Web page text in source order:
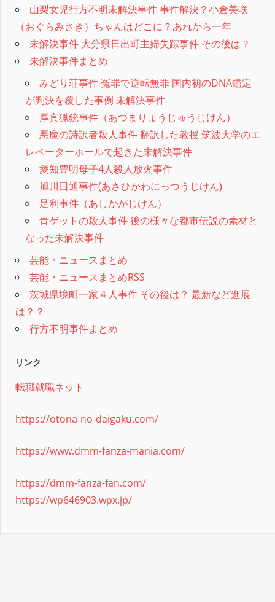
山梨女児行方不明未解決事件 事件解決？小倉美咲
（おぐらみさき）ちゃんはどこに？あれから一年
未解決事件 大分県日出町主婦失踪事件 その後は？
未解決事件まとめ
みどり荘事件 冤罪で逆転無罪 国内初のDNA鑑定
が判決を覆した事例 未解決事件
厚真猟銃事件（あつまりょうじゅうじけん）
悪魔の詩訳者殺人事件 翻訳した教授 筑波大学のエ
レベーターホールで起きた未解決事件
愛知豊明母子4人殺人放火事件
旭川日通事件(あさひかわにっつうじけん)
足利事件（あしかがじけん）
青ゲットの殺人事件 後の様々な都市伝説の素材と
なった未解決事件
芸能・ニュースまとめ
芸能・ニュースまとめRSS
茨城県境町一家４人事件 その後は？ 最新など進展
は？？
行方不明事件まとめ
リンク
転職就職ネット
https://otona-no-daigaku.com/
https://www.dmm-fanza-mania.com/
https://dmm-fanza-fan.com/
https://wp646903.wpx.jp/